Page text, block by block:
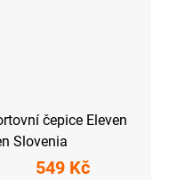
čepice Eleven
Slovenia
549 Kč